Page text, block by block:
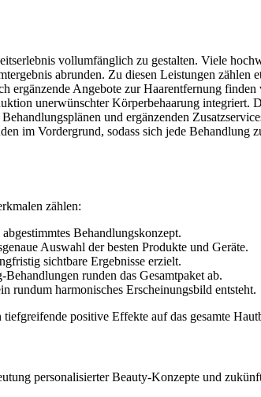
vollumfänglich zu gestalten. Viele
abrunden. Zu diesen Leistungen zählen
Angebote zur Haarentfernung
unerwünschter Körperbehaarung integriert.
und ergänzenden
im Vordergrund, sodass sich jede Behandlung
zählen:
Behandlungskonzept.
Auswahl der besten Produkte und Geräte.
sichtbare Ergebnisse erzielt.
runden das Gesamtpaket ab.
rundum harmonisches Erscheinungsbild entsteht.
positive Effekte auf das gesamte
personalisierter Beauty-Konzepte und